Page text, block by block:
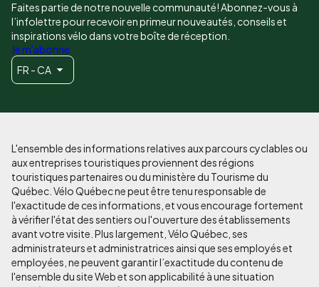
Faites partie de notre nouvelle communauté! Abonnez-vous à
l’infolettre pour recevoir en primeur nouveautés, conseils et
inspirations vélo dans votre boîte de réception.
Je m'abonne
FR - CA
L'ensemble des informations relatives aux parcours cyclables ou
aux entreprises touristiques proviennent des régions
touristiques partenaires ou du ministère du Tourisme du
Québec. Vélo Québec ne peut être tenu responsable de
l'exactitude de ces informations, et vous encourage fortement
à vérifier l'état des sentiers ou l'ouverture des établissements
avant votre visite. Plus largement, Vélo Québec, ses
administrateurs et administratrices ainsi que ses employés et
employées, ne peuvent garantir l’exactitude du contenu de
l'ensemble du site Web et son applicabilité à une situation